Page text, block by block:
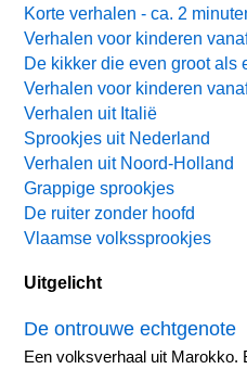
Korte verhalen - ca. 2
Verhalen voor kinderen
De kikker die even groot als
Verhalen voor kinderen
Verhalen uit Italië
Sprookjes uit Nederland
Verhalen uit Noord-Holland
Grappige sprookjes
De ruiter zonder hoofd
Vlaamse volkssprookjes
Uitgelicht
De ontrouwe echtgenote
Een volksverhaal uit Marokko.